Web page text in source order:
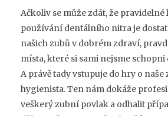
Ačkoliv se může zdát, že
používání dentálního nitra je
našich zubů v dobrém zdraví,
místa, které si sami nejsme schopni
A právě tady vstupuje do hry o
hygienista. Ten nám dokáže
veškerý zubní povlak a odhalit